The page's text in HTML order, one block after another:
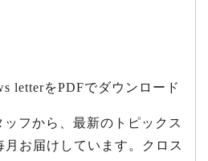
letterをPDFでダウンロード
フから、最新のトピックス
お届けしています。クロス